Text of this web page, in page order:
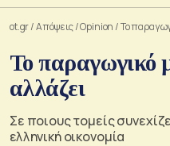
ot.gr/Απόψεις/Opinion /Το
Το παραγωγικό
αλλάζει
Σε ποιους τομείς
ελληνική οικονομία